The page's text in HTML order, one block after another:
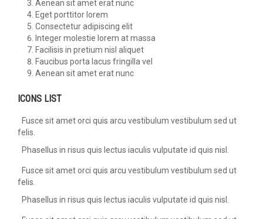
Aenean sit amet erat nunc
Eget porttitor lorem
Consectetur adipiscing elit
Integer molestie lorem at massa
Facilisis in pretium nisl aliquet
Faucibus porta lacus fringilla vel
Aenean sit amet erat nunc
ICONS LIST
Fusce sit amet orci quis arcu vestibulum vestibulum sed ut
felis.
Phasellus in risus quis lectus iaculis vulputate id quis nisl.
Fusce sit amet orci quis arcu vestibulum vestibulum sed ut
felis.
Phasellus in risus quis lectus iaculis vulputate id quis nisl.